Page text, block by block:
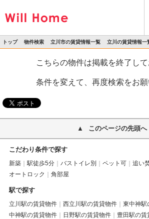
トップ 物件検索 立川市の賃貸情報一覧 立川の賃貸情報一
こちらの物件は掲載を終了して
条件を変えて、再度検索をお願
このページの先頭へ
こだわり条件で探す
新築 駅徒歩5分 バストイレ別 ペット可
追い
オートロック
角部屋
駅で探す
立川駅の賃貸物件 西立川駅の賃貸物件
東中神駅
中神駅の賃貸物件
日野駅の賃貸物件
豊田駅の賃